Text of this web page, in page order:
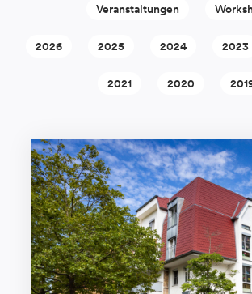
Veranstaltungen
2026 2025 2024 2023
2021 2020